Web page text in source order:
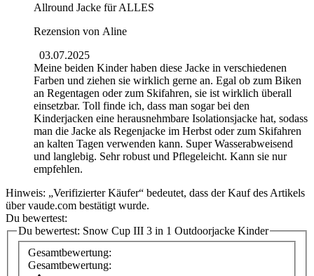
Allround Jacke für ALLES
Rezension von Aline
03.07.2025
Meine beiden Kinder haben diese Jacke in verschiedenen
Farben und ziehen sie wirklich gerne an. Egal ob zum Biken
an Regentagen oder zum Skifahren, sie ist wirklich überall
einsetzbar. Toll finde ich, dass man sogar bei den
Kinderjacken eine herausnehmbare Isolationsjacke hat, sodass
man die Jacke als Regenjacke im Herbst oder zum Skifahren
an kalten Tagen verwenden kann. Super Wasserabweisend
und langlebig. Sehr robust und Pflegeleicht. Kann sie nur
empfehlen.
Hinweis: „Verifizierter Käufer“ bedeutet, dass der Kauf des Artikels
über vaude.com bestätigt wurde.
Du bewertest:
Du bewertest: Snow Cup III 3 in 1 Outdoorjacke Kinder
Gesamtbewertung:
Gesamtbewertung: